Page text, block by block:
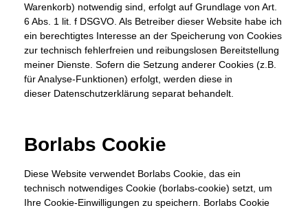
Warenkorb) notwendig sind, erfolgt auf Grundlage von Art.
6 Abs. 1 lit. f DSGVO. Als Betreiber dieser Website habe ich
ein berechtigtes Interesse an der Speicherung von Cookies
zur technisch fehlerfreien und reibungslosen Bereitstellung
meiner Dienste. Sofern die Setzung anderer Cookies (z.B.
für Analyse-Funktionen) erfolgt, werden diese in
dieser Datenschutzerklärung separat behandelt.
Borlabs Cookie
Diese Website verwendet Borlabs Cookie, das ein
technisch notwendiges Cookie (borlabs-cookie) setzt, um
Ihre Cookie-Einwilligungen zu speichern. Borlabs Cookie